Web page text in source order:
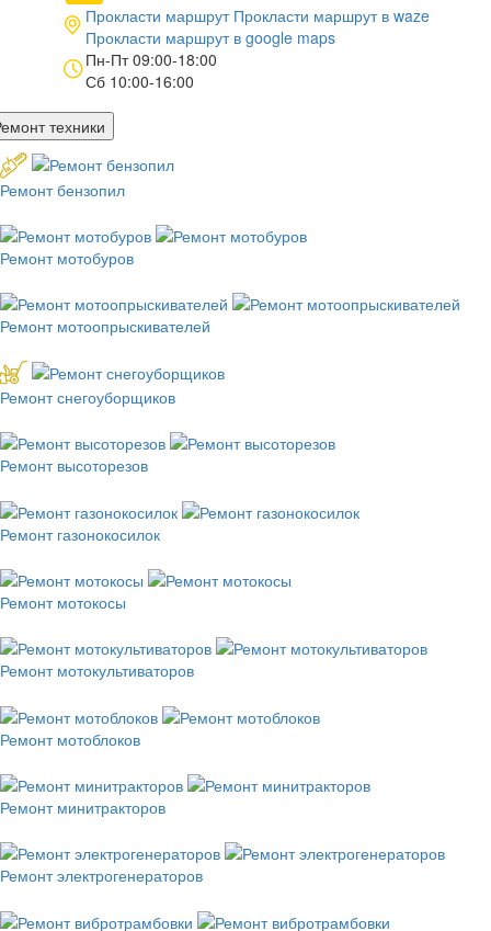
Прокласти маршрут Прокласти маршрут в waze
Прокласти маршрут в google maps
Пн-Пт 09:00-18:00
Сб 10:00-16:00
техники
Ремонт бензопил
Ремонт мотобуров
Ремонт мотоопрыскивателей
Ремонт снегоуборщиков
Ремонт высоторезов
Ремонт газонокосилок
Ремонт мотокосы
Ремонт мотокультиваторов
Ремонт мотоблоков
Ремонт минитракторов
Ремонт электрогенераторов